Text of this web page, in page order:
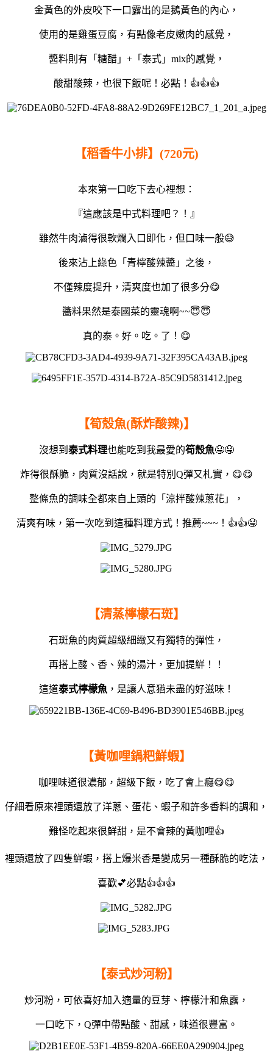
金黃色的外皮咬下一口露出的是鵝黃色的內心，
使用的是雞蛋豆腐，有點像老皮嫩肉的感覺，
醬料則有「糖醋」+「泰式」mix的感覺，
酸甜酸辣，也很下飯呢！必點！👍👍👍
【稻香牛小排】(720元)
本來第一口吃下去心裡想：
『這應該是中式料理吧？！』
雖然牛肉滷得很軟爛入口即化，但口味一般😅
後來沾上綠色「青檸酸辣醬」之後，
不僅辣度提升，清爽度也加了很多分😋
醬料果然是泰國菜的靈魂啊~~😇😇
真的泰。好。吃。了！😋
【筍殼魚(酥炸酸辣)】
沒想到 泰式料理也能吃到我最愛的筍殼魚🤤🤤
炸得很酥脆，肉質沒話說，就是特別Q彈又札實，😋😋
整條魚的調味全都來自上頭的「涼拌酸辣蔥花」，
清爽有味，第一次吃到這種料理方式！推薦~~~！👍👍🤤
【清蒸檸檬石斑】
石斑魚的肉質超級細緻又有獨特的彈性，
再搭上酸、香、辣的湯汁，更加提鮮！！
這道泰式檸檬魚 ，是讓人意猶未盡的好滋味！
【黃咖哩鍋粑鮮蝦】
咖哩味道很濃郁，超級下飯，吃了會上癮😋😋
仔細看原來裡頭還放了洋蔥、蛋花、蝦子和許多香料的調和，
難怪吃起來很鮮甜，是不會辣的黃咖哩👍
裡頭還放了四隻鮮蝦，搭上爆米香是變成另一種酥脆的吃法，
喜歡💕必點👍👍👍
【泰式炒河粉】
炒河粉，可依喜好加入適量的豆芽、檸檬汁和魚露，
一口吃下，Q彈中帶點酸、甜感，味道很豐富。